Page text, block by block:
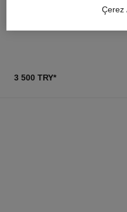
3 500 TRY*
Çerez